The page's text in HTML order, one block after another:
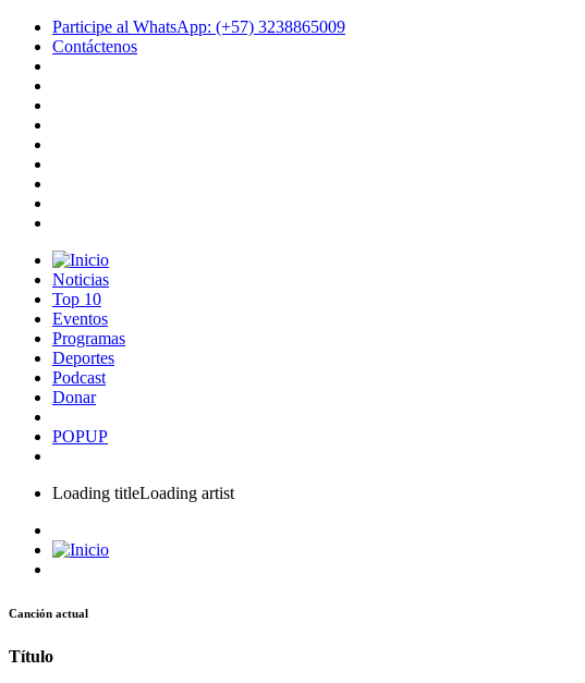
Participe al WhatsApp: (+57) 3238865009
Contáctenos
Noticias
Top 10
Eventos
Programas
Deportes
Podcast
Donar
POPUP
Loading titleLoading artist
Canción actual
Título